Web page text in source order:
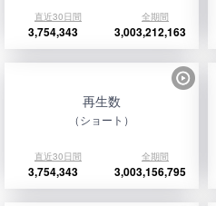
直近30日間 全期間
3,754,343 3,003,212,163
再生数
（ショート）
直近30日間 全期間
3,754,343 3,003,156,795